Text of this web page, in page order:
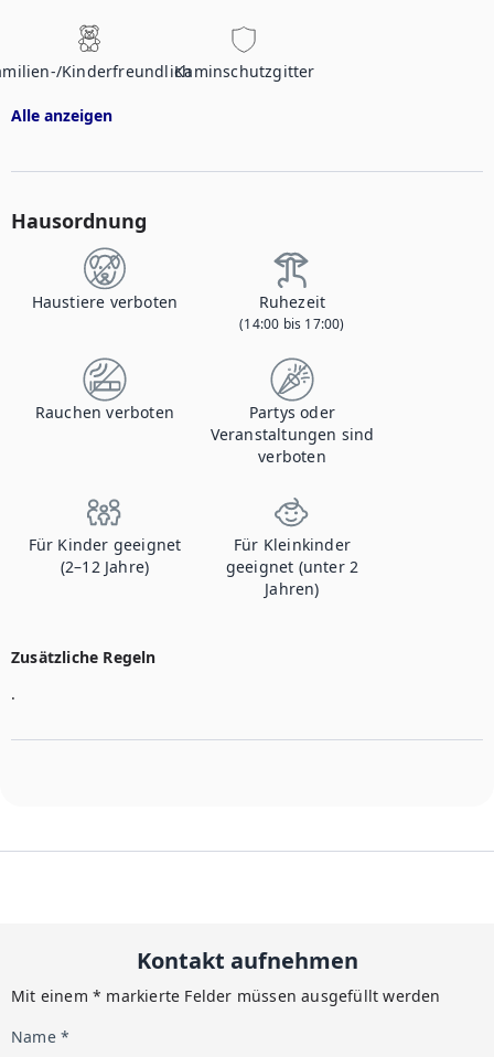
KinderfreundlichKaminschutzgitter
Alle anzeigen
Hausordnung
Haustiere verboten Ruhezeit
(14:00 bis 17:00)
Rauchen verboten
Partys oder
Veranstaltungen sind
verboten
Für Kinder geeignet
(2–12 Jahre)
Für Kleinkinder
geeignet (unter 2
Jahren)
Zusätzliche Regeln
.
Kontakt aufnehmen
Mit einem * markierte Felder müssen ausgefüllt werden
Name *